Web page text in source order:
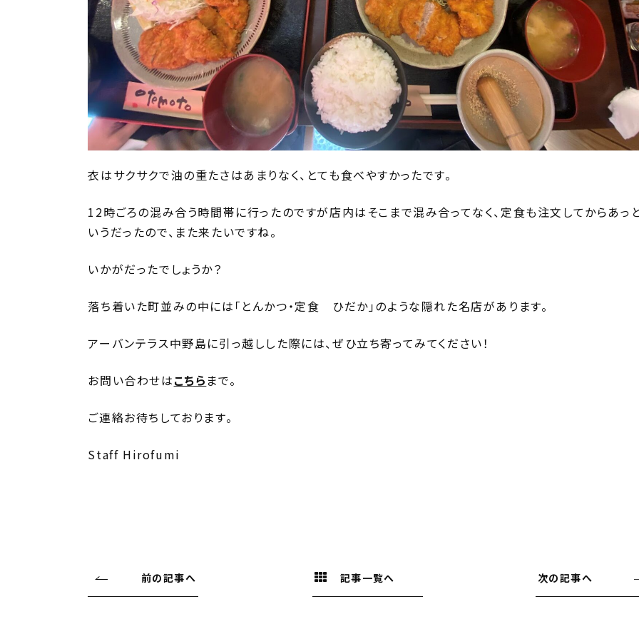
衣はサクサクで油の重たさはあまりなく、とても食べやすかったです。
12時ごろの混み合う時間帯に行ったのですが店内はそこまで混み合ってなく、定食も注文してからあっ
いうだったので、また来たいですね。
いかがだったでしょうか？
落ち着いた町並みの中には「とんかつ・定食 ひだか」のような隠れた名店があります。
アーバンテラス中野島に引っ越しした際には、ぜひ立ち寄ってみてください！
お問い合わせはこちら まで。
ご連絡お待ちしております。
Staff Hirofumi
前の記事へ 記事一覧へ 次の記事へ